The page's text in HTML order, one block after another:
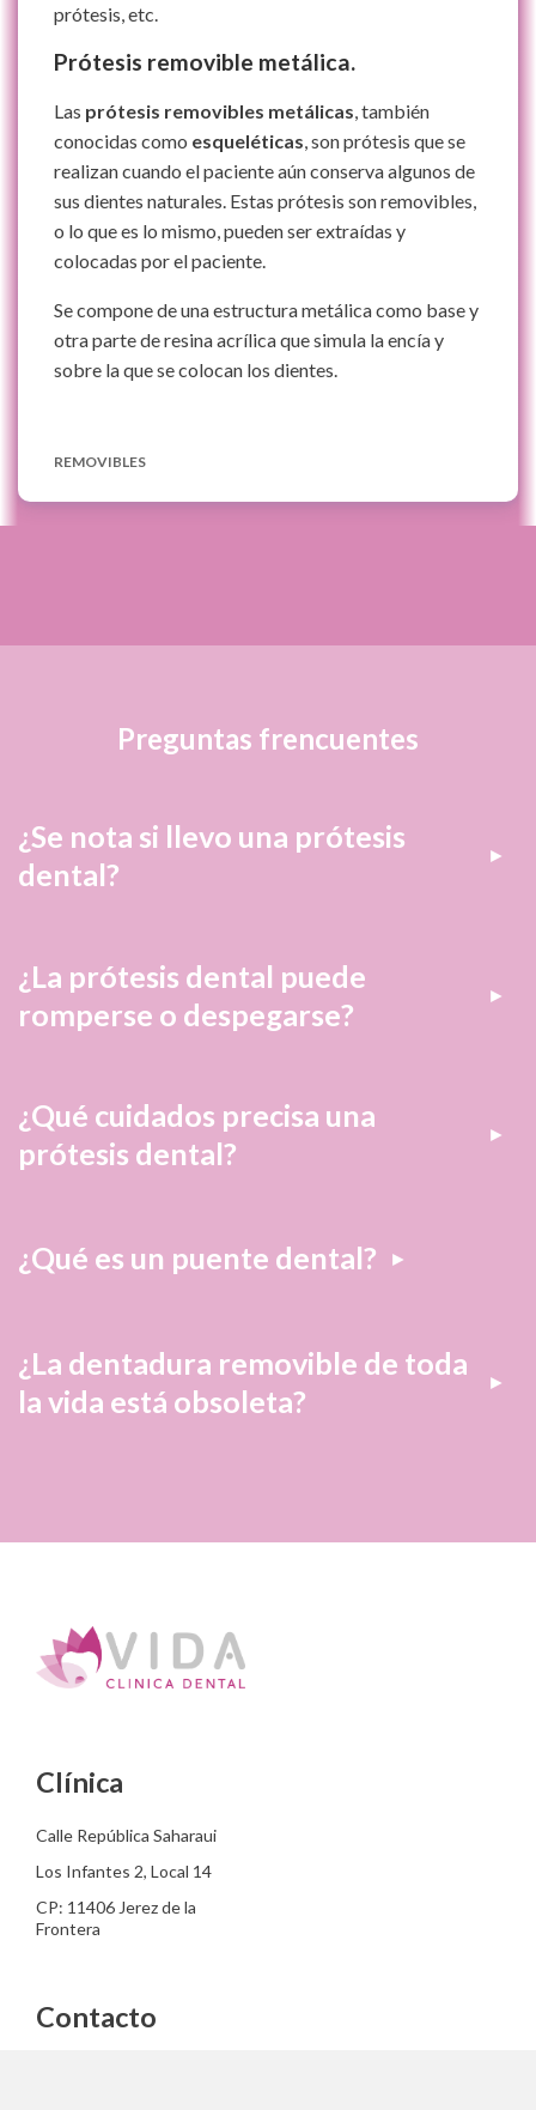
prótesis, etc.
Prótesis removible metálica.
Las prótesis removibles metálicas, también
conocidas como esqueléticas, son prótesis que se
realizan cuando el paciente aún conserva algunos de
sus dientes naturales. Estas prótesis son removibles,
o lo que es lo mismo, pueden ser extraídas y
colocadas por el paciente.
Se compone de una estructura metálica como base y
otra parte de resina acrílica que simula la encía y
sobre la que se colocan los dientes.
REMOVIBLES
Preguntas frencuentes
¿Se nota si llevo una prótesis
dental?
¿La prótesis dental puede
romperse o despegarse?
¿Qué cuidados precisa una
prótesis dental?
¿Qué es un puente dental?
¿La dentadura removible de toda
la vida está obsoleta?
Clínica
Calle República Saharaui
Los Infantes 2, Local 14
CP: 11406 Jerez de la
Frontera
Contacto